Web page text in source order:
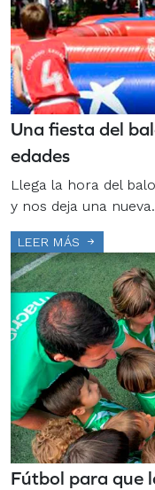
Una fiesta del
edades
Llega la hora del
y nos deja una
LEER MÁS
Fútbol para que